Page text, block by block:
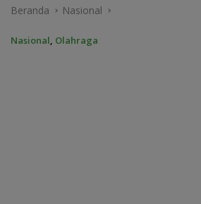
Beranda Nasional
Nasional, Olahraga